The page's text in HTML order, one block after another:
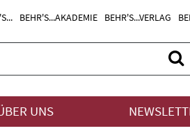
BEHR'S...AKADEMIE BEHR'S...VERLAG
UNS